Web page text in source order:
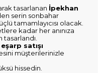
tasarlanan İpekhan
serin sonbahar
tamamlayıcısı olacak.
kadar her anınıza
satışı
müşterilerinizle
hissedin.